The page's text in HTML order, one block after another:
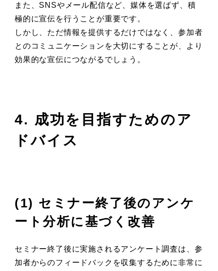
また、SNSやメール配信など、媒体を選ばず、積
極的に宣伝を行うことが重要です。
しかし、ただ情報を提供するだけではなく、参加者
とのコミュニケーションを大切にすることが、より
効果的な宣伝につながるでしょう。
4. 成功を目指すためのア
ドバイス
(1) セミナー終了後のアンケ
ート分析に基づく改善
セミナー終了後に実施されるアンケート調査は、参
加者からのフィードバックを収集するために非常に